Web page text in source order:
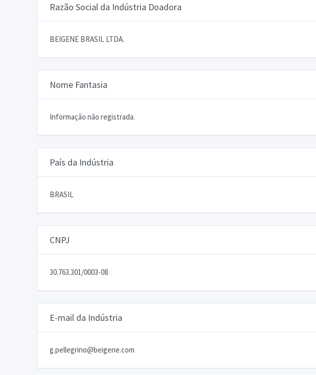
Razão Social da Indústria Doadora
BEIGENE BRASIL LTDA.
Nome Fantasia
Informação não registrada.
País da Indústria
BRASIL
CNPJ
30.763.301/0003-08
E-mail da Indústria
g.pellegrino@beigene.com